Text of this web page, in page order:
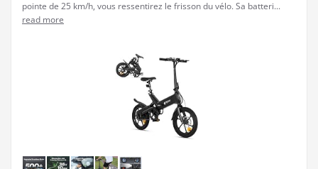
pointe de 25 km/h, vous ressentirez le frisson du vélo. Sa batteri...
read more